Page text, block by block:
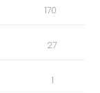
170
27
1